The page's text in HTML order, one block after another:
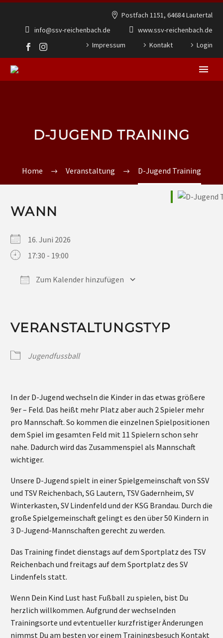
Postfach 1151, 64684 Lautertal
info@ssv-reichenbach.de
www.ssv-reichenbach.de
Impressum
Kontakt Login
D-JUGEND TRAINING
Home Veranstaltung D-Jugend Training
WANN
16. Juni 2026
17:30 - 19:00
Zum Kalender hinzufügen
VERANSTALTUNGSTYP
Jugendfussball
In der D-Jugend wechseln die Kinder in das etwas größere
9er – Feld. Das heißt mehr Platz aber auch 2 Spieler mehr
pro Mannschaft. So kommen die einzelnen Spielpositionen
dem Spiel im gesamten Feld mit 11 Spielern schon sehr
nahe. Dadurch wird das Zusammenspiel als Mannschaft
wichtiger.
Unsere D-Jugend spielt in einer Spielgemeinschaft von SSV
und TSV Reichenbach, SG Lautern, TSV Gadernheim, SV
Winterkasten, SV Lindenfeld und der KSG Brandau. Durch die
große Spielgemeinschaft gelingt es den über 50 Kindern in
3 D-Jugend-Mannschaften gerecht zu werden.
Das Training findet dienstags auf dem Sportplatz des TSV
Reichenbach und freitags auf dem Sportplatz des SV
Lindenfels statt.
Wenn Dein Kind Lust hast Fußball zu spielen, bist Du
herzlich willkommen. Aufgrund der wechselnden
Trainingsorte und evtentueller kurzfristiger Änderungen
nimmst Du am besten vor einem Trainingsbesuch Kontakt